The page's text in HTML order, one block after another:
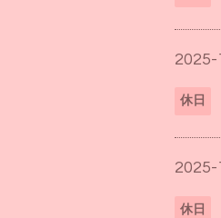
2025-
休日
2025-
休日